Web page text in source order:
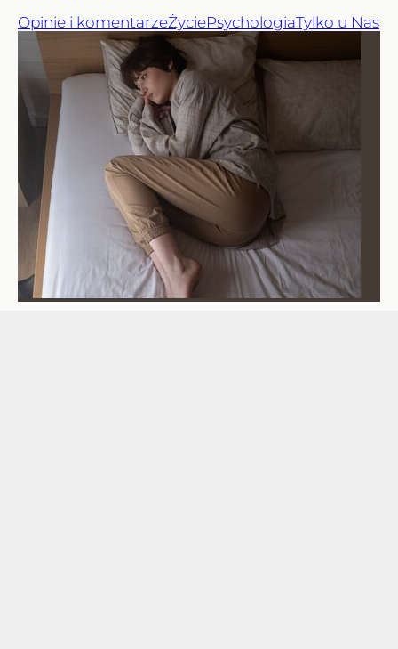
Opinie i komentarzeŻyciePsychologiaTylko u Nas